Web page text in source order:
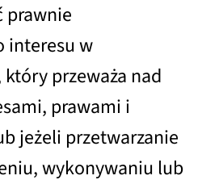
prawnie
interesu w
przeważa nad
prawami i
jeżeli przetwarzanie
wykonywaniu lub